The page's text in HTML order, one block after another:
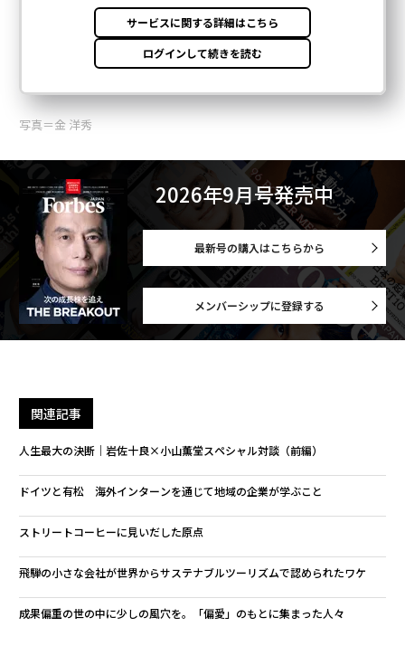
写真＝金 洋秀
2026年9月号発売中
最新号の購入はこちらから
メンバーシップに登録する
関連記事
人生最大の決断｜岩佐十良×小山薫堂スペシャル対談（前編）
ドイツと有松 海外インターンを通じて地域の企業が学ぶこと
ストリートコーヒーに見いだした原点
飛騨の小さな会社が世界からサステナブルツーリズムで認められたワケ
成果偏重の世の中に少しの風穴を。「偏愛」のもとに集まった人々